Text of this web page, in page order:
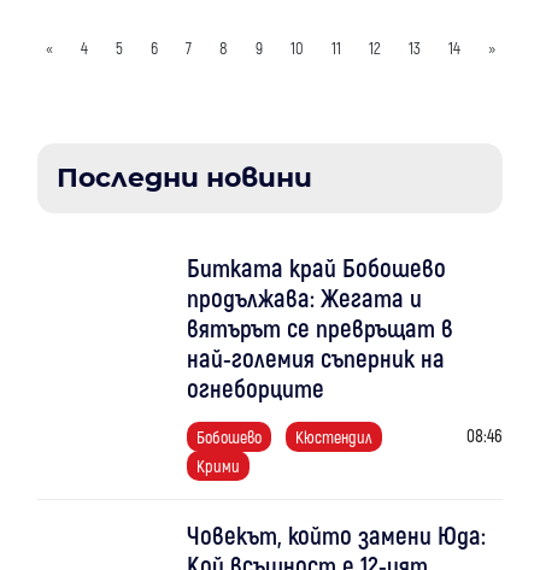
« 4 5 6 7 8 9 10 11 12 13 14 »
Последни новини
Битката край Бобошево
продължава: Жегата и
вятърът се превръщат в
най-големия съперник на
огнеборците
Бобошево
Кюстендил
Крими
08:46
Човекът, който замени Юда: